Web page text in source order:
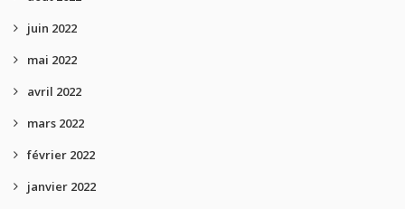
juin 2022
mai 2022
avril 2022
mars 2022
février 2022
janvier 2022